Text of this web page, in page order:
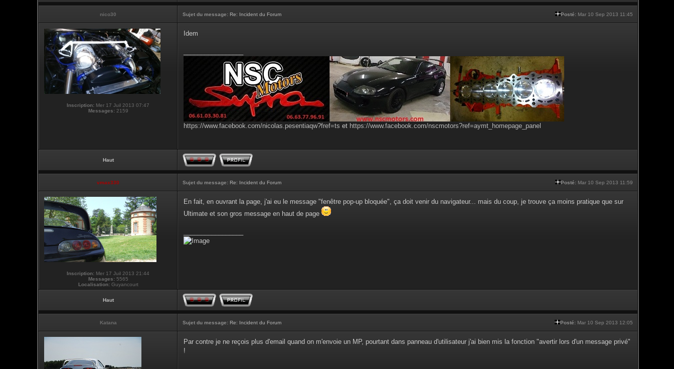
nico30 Sujet du message: Re: Incident du Forum Posté: Mar 10 Sep 2013 11:45
Inscription: Mer 17 Juil 2013 07:47
Messages:2159
Idem
https://www.facebook.com/nicolas.pesentiaqw?fref=ts et https://www.facebook.com/nscmotors?ref=aymt_homepage_panel
Haut
vmax330 Sujet du message: Re: Incident du Forum Posté: Mar 10 Sep 2013 11:59
Inscription: Mer 17 Juil 2013 21:44
Messages:5565
Localisation:Guyancourt
En fait, en ouvrant la page, j'ai eu le message "fenêtre pop-up bloquée", ça doit venir du navigateur... mais du coup, je trouve ça moins pratique que sur
Ultimate et son gros message en haut de page
Haut
Katana Sujet du message: Re: Incident du Forum Posté: Mar 10 Sep 2013 12:05
Par contre je ne reçois plus d'email quand on m'envoie un MP, pourtant dans panneau d'utilisateur j'ai bien mis la fonction "avertir lors d'un message privé"
!